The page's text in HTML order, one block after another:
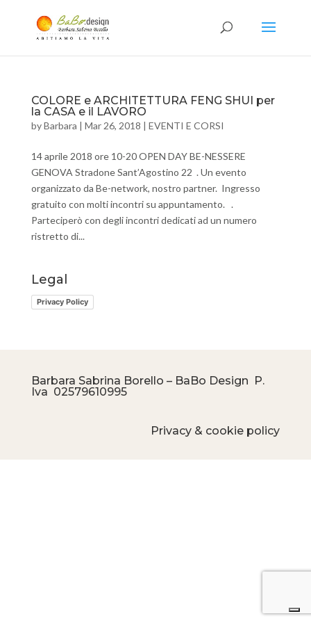
COLORE e ARCHITETTURA FENG SHUI per
la CASA e il LAVORO
byBarbara | Mar 26, 2018 | EVENTI E CORSI
14 aprile 2018 ore 10-20 OPEN DAY BE-NESSERE
GENOVA Stradone Sant’Agostino 22 . Un evento
organizzato da Be-network, nostro partner. Ingresso
gratuito con molti incontri su appuntamento. .
Parteciperò con degli incontri dedicati ad un numero
ristretto di...
Legal
Privacy Policy
Barbara Sabrina Borello – BaBo Design P.
Iva 02579610995
Privacy & cookie policy